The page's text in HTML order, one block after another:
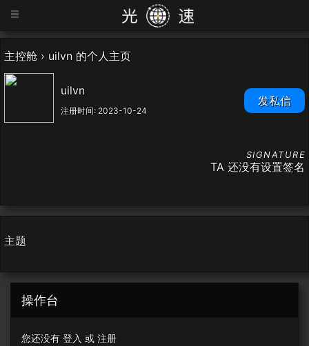
=
主控舱 › uilvn 的个人主页
uilvn
注册时间: 2023-10-24
发私信
TA 还没有设置签名
主题
操作台
您还没有 登入 或 注册